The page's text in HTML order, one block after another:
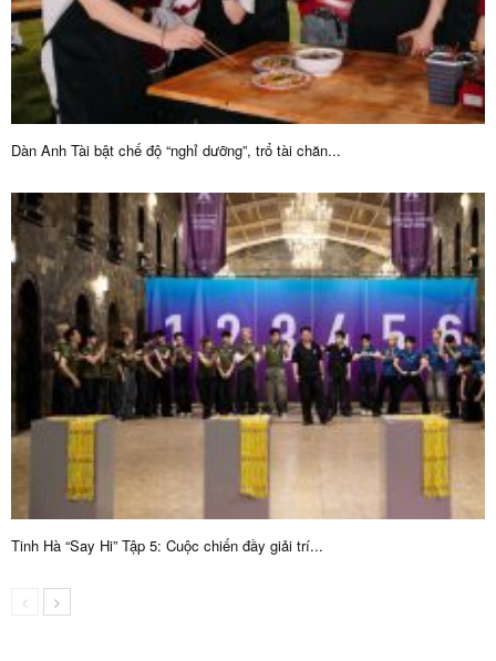
Dàn Anh Tài bật chế độ “nghỉ dưỡng”, trổ tài chăn...
Tinh Hà “Say Hi” Tập 5: Cuộc chiến đầy giải trí...